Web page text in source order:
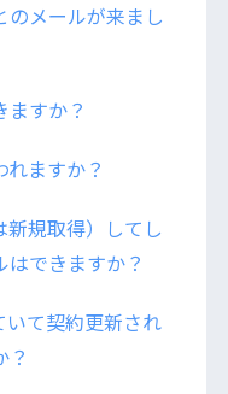
のメールが来まし
ますか？
ますか？
規取得）してし
できますか？
いて契約更新され
？